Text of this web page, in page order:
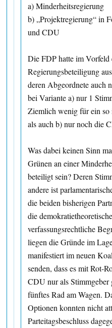
a) Minderheitsregierung
b) „Projektregierung“ in
und CDU
Die FDP hatte im Vorfeld
Regierungsbeteiligung
deren Abgeordnete auch
bei Variante a) nur 1
Ziemlich wenig für ein
als auch b) nur noch die
Was dabei keinen Sinn
Grünen an einer
beteiligt sein? Deren
andere ist
die beiden bisherigen
die
verfassungsrechtliche
liegen die Gründe im
manifestiert im neuen
senden, dass es mit Rot-
CDU nur als Stimmgeber
fünftes Rad am Wagen.
Optionen konnten nicht
Parteitagsbeschluss